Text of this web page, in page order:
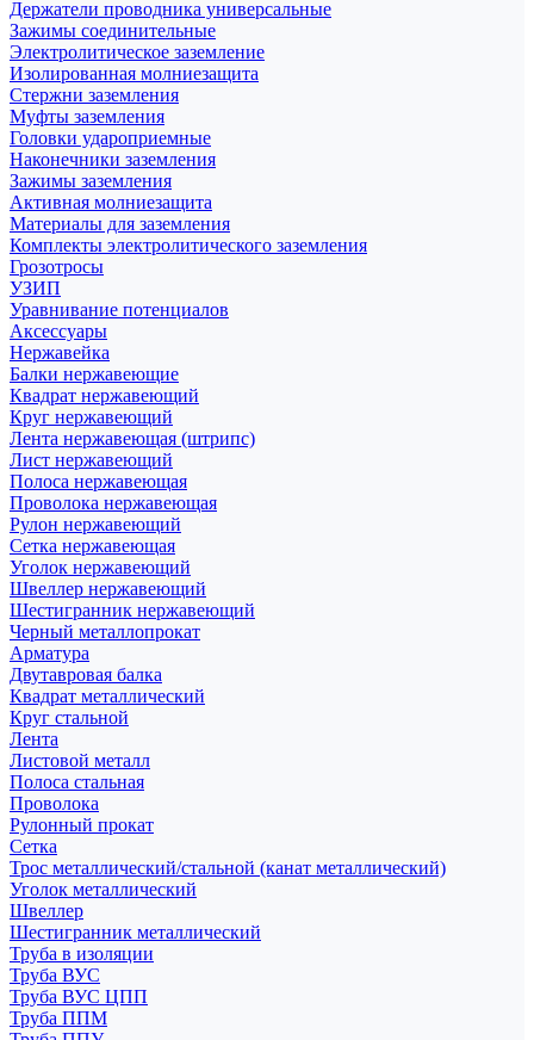
Держатели проводника универсальные
Зажимы соединительные
Электролитическое заземление
Изолированная молниезащита
Стержни заземления
Муфты заземления
Головки удароприемные
Наконечники заземления
Зажимы заземления
Активная молниезащита
Материалы для заземления
Комплекты электролитического заземления
Грозотросы
УЗИП
Уравнивание потенциалов
Аксессуары
Нержавейка
Балки нержавеющие
Квадрат нержавеющий
Круг нержавеющий
Лента нержавеющая (штрипс)
Лист нержавеющий
Полоса нержавеющая
Проволока нержавеющая
Рулон нержавеющий
Сетка нержавеющая
Уголок нержавеющий
Швеллер нержавеющий
Шестигранник нержавеющий
Черный металлопрокат
Арматура
Двутавровая балка
Квадрат металлический
Круг стальной
Лента
Листовой металл
Полоса стальная
Проволока
Рулонный прокат
Сетка
Трос металлический/стальной (канат металлический)
Уголок металлический
Швеллер
Шестигранник металлический
Труба в изоляции
Труба ВУС
Труба ВУС ЦПП
Труба ППМ